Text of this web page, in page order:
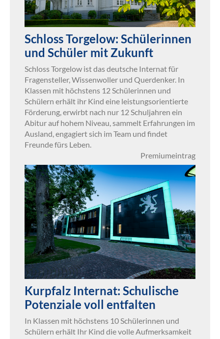
Schloss Torgelow: Schülerinnen
und Schüler mit Zukunft
Schloss Torgelow ist das deutsche Internat für
Fragensteller, Wissenwoller und Querdenker. In
Klassen mit höchstens 12 Schülerinnen und
Schülern erhält ihr Kind eine leistungsorientierte
Förderung, erwirbt nach nur 12 Schuljahren ein
Abitur auf hohem Niveau, sammelt Erfahrungen im
Ausland, engagiert sich im Team und findet
Freunde fürs Leben.
Premiumeintrag
Kurpfalz Internat: Schulische
Potenziale voll entfalten
In Klassen mit höchstens 10 Schülerinnen und
Schülern erhält Ihr Kind die volle Aufmerksamkeit